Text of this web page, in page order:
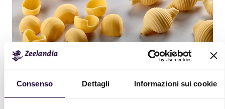
Consenso Dettagli Informazioni sui cookie